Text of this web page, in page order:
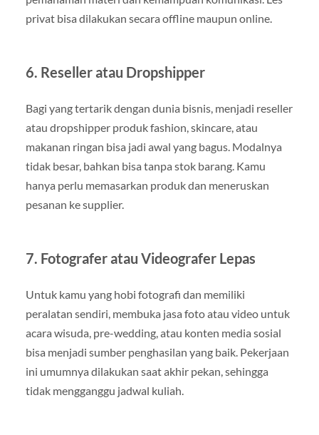
privat bisa dilakukan secara offline maupun online.
6. Reseller atau Dropshipper
Bagi yang tertarik dengan dunia bisnis, menjadi reseller
atau dropshipper produk fashion, skincare, atau
makanan ringan bisa jadi awal yang bagus. Modalnya
tidak besar, bahkan bisa tanpa stok barang. Kamu
hanya perlu memasarkan produk dan meneruskan
pesanan ke supplier.
7. Fotografer atau Videografer Lepas
Untuk kamu yang hobi fotografi dan memiliki
peralatan sendiri, membuka jasa foto atau video untuk
acara wisuda, pre-wedding, atau konten media sosial
bisa menjadi sumber penghasilan yang baik. Pekerjaan
ini umumnya dilakukan saat akhir pekan, sehingga
tidak mengganggu jadwal kuliah.